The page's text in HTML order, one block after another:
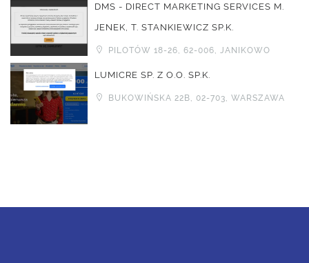
DMS - DIRECT MARKETING SERVICES M.
JENEK, T. STANKIEWICZ SP.K.
PILOTÓW 18-26, 62-006, JANIKOWO
LUMICRE SP. Z O.O. SP.K.
BUKOWIŃSKA 22B, 02-703, WARSZAWA